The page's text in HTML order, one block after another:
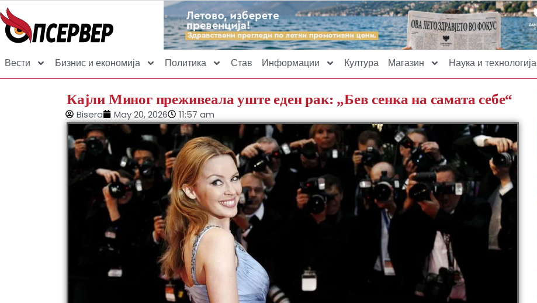
Вести Бизнис и економија Политика Став Информации Култура Магазин Наука и технологија
Кајли Миног преживеала уште еден рак: „Бев сенка на самата себе“
Bisera May 20, 2026 11:57 am